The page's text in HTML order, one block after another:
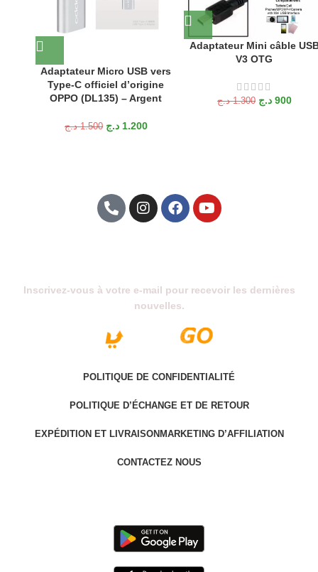
Adaptateur Micro USB vers
Type-C officiel d’origine
OPPO (DL135) – Argent
1.500 د.ج 1.200 د.ج
Adaptateur Mini câble
V3 OTG
1.300 د.ج 900 د.ج
Inscrivez-vous à votre e-mail pour recevoir les dernières
nouvelles.
POLITIQUE DE CONFIDENTIALITÉ
POLITIQUE D’ÉCHANGE ET DE RETOUR
EXPÉDITION ET LIVRAISONMARKETING D’AFFILIATION
CONTACTEZ NOUS